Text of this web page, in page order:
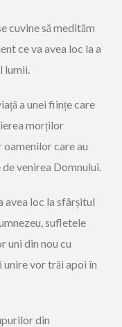
cuvine să medităm
ce va avea loc la a
lumii.
a unei ființe care
morților
oamenilor care au
venirea Domnului.
avea loc la sfârșitul
sufletele
uni din nou cu
unire vor trăi apoi în
din